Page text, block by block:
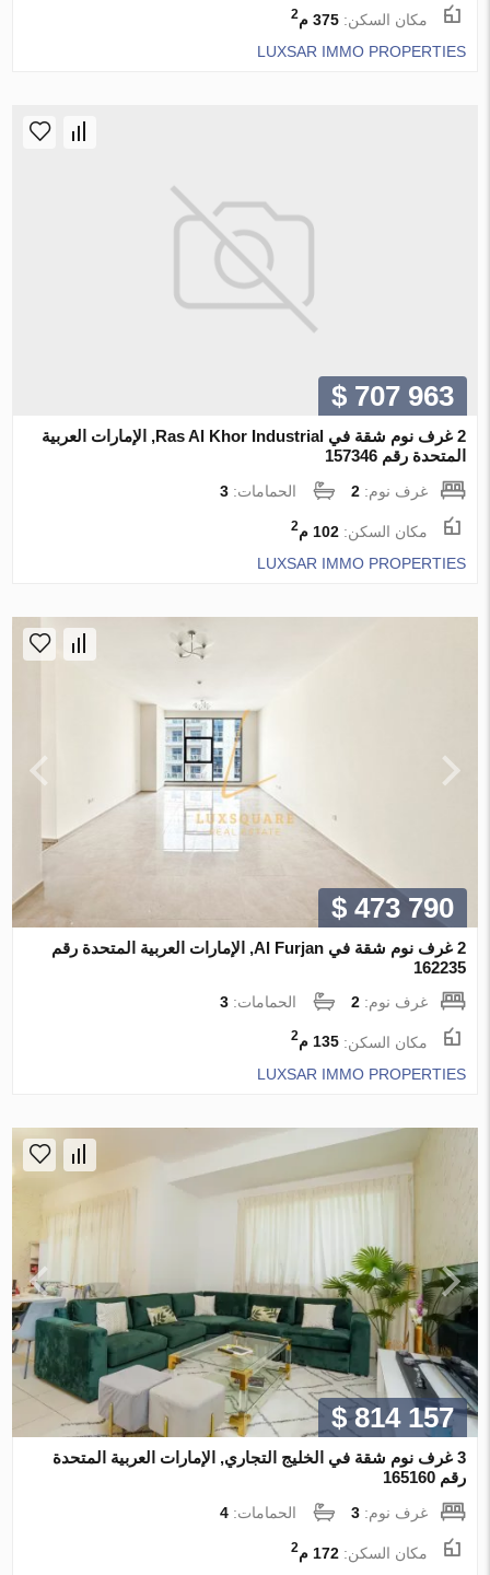
مكان السكن:375 م 2
LUXSAR IMMO PROPERTIES
$ 707 963
2 غرف نوم شقة في Ras Al Khor Industrial, الإمارات العربية
المتحدة رقم 157346
غرف نوم:2 الحمامات:3
مكان السكن:102 م 2
LUXSAR IMMO PROPERTIES
$ 473 790
2 غرف نوم شقة في Al Furjan, الإمارات العربية المتحدة رقم
162235
غرف نوم:2 الحمامات:3
مكان السكن:135 م 2
LUXSAR IMMO PROPERTIES
$ 814 157
3 غرف نوم شقة في الخليج التجاري, الإمارات العربية المتحدة
رقم 165160
غرف نوم:3 الحمامات:4
مكان السكن:172 م 2